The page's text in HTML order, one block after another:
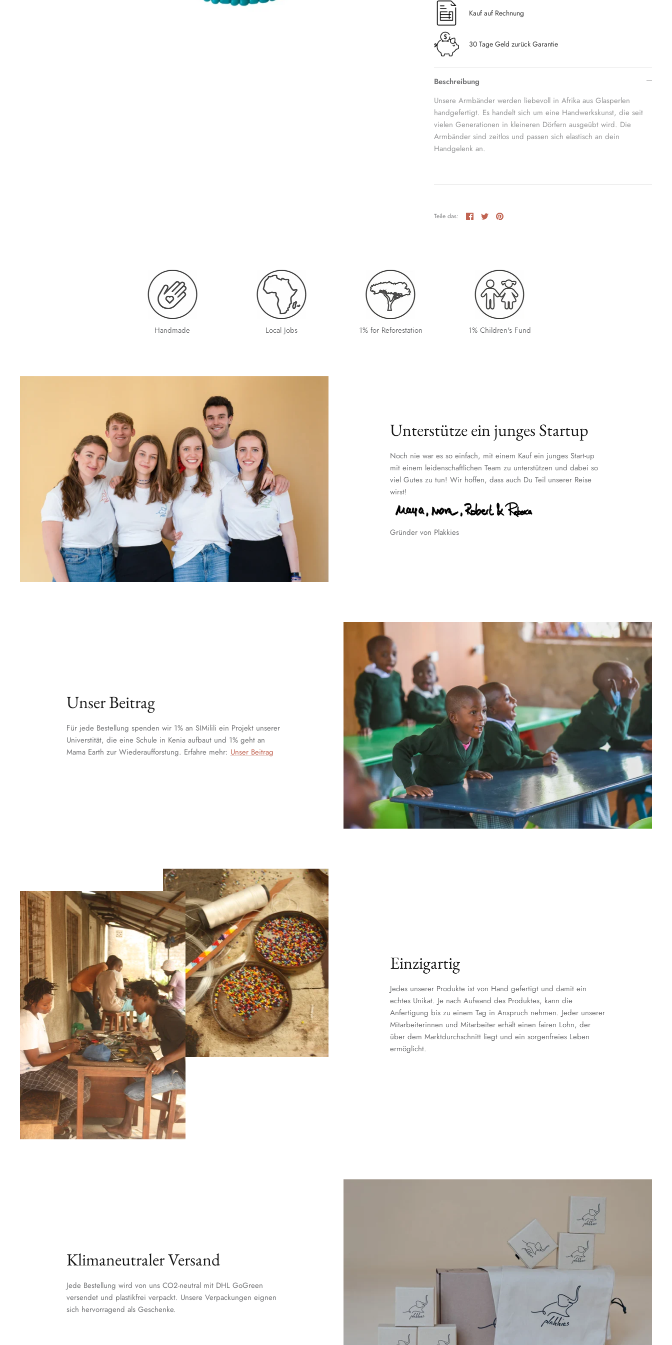
Kauf auf Rechnung
30 Tage Geld zurück Garantie
Beschreibung
Unsere Armbänder werden liebevoll in Afrika aus Glasperlen
handgefertigt. Es handelt sich um eine Handwerkskunst, die seit
vielen Generationen in kleineren Dörfern ausgeübt wird. Die
Armbänder sind zeitlos und passen sich elastisch an dein
Handgelenk an.
Teile das: TeilenTwitternPinnen
Handmade Local Jobs 1% for Reforestation 1% Children's Fund
Unterstütze ein junges Startup
Noch nie war es so einfach, mit einem Kauf ein junges Start-up
mit einem leidenschaftlichen Team zu unterstützen und dabei so
viel Gutes zu tun! Wir hoffen, dass auch Du Teil unserer Reise
wirst!
Gründer von Plakkies
Unser Beitrag
Für jede Bestellung spenden wir 1% an SIMilili ein Projekt unserer
Universtität, die eine Schule in Kenia aufbaut und 1% geht an
Mama Earth zur Wiederaufforstung. Erfahre mehr:Unser Beitrag
Einzigartig
Jedes unserer Produkte ist von Hand gefertigt und damit ein
echtes Unikat. Je nach Aufwand des Produktes, kann die
Anfertigung bis zu einem Tag in Anspruch nehmen. Jeder unserer
Mitarbeiterinnen und Mitarbeiter erhält einen fairen Lohn, der
über dem Marktdurchschnitt liegt und ein sorgenfreies Leben
ermöglicht.
Klimaneutraler Versand
Jede Bestellung wird von uns CO2-neutral mit DHL GoGreen
versendet und plastikfrei verpackt. Unsere Verpackungen eignen
sich hervorragend als Geschenke.